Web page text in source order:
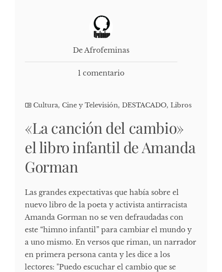
De Afrofeminas
1 comentario
Cultura, Cine y Televisión, DESTACADO, Libros
«La canción del cambio»
el libro infantil de Amanda
Gorman
Las grandes expectativas que había sobre el
nuevo libro de la poeta y activista antirracista
Amanda Gorman no se ven defraudadas con
este “himno infantil” para cambiar el mundo y
a uno mismo. En versos que riman, un narrador
en primera persona canta y les dice a los
lectores: "Puedo escuchar el cambio que se